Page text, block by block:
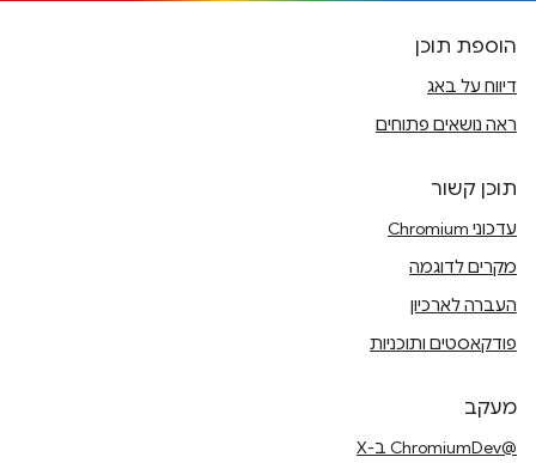
הוספת תוכן
דיווח על באג
ראה נושאים פתוחים
תוכן קשור
עדכוני Chromium
מקרים לדוגמה
העברה לארכיון
פודקאסטים ותוכניות
מעקב
@ChromiumDev ב-X